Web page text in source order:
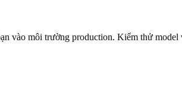
vào môi trường production. Kiểm thử